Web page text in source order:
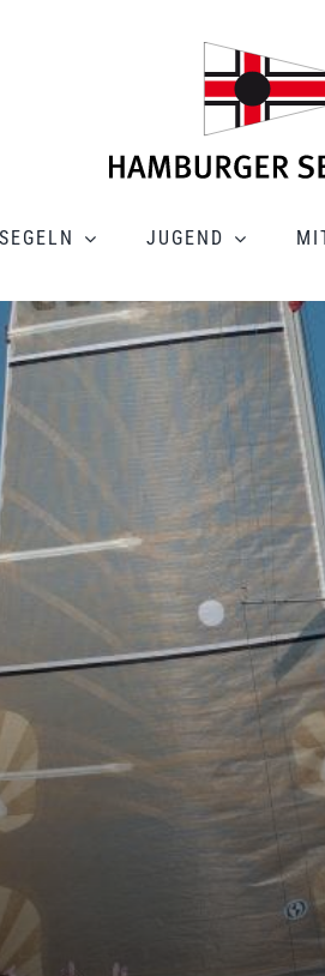
SEGELN JUGEND